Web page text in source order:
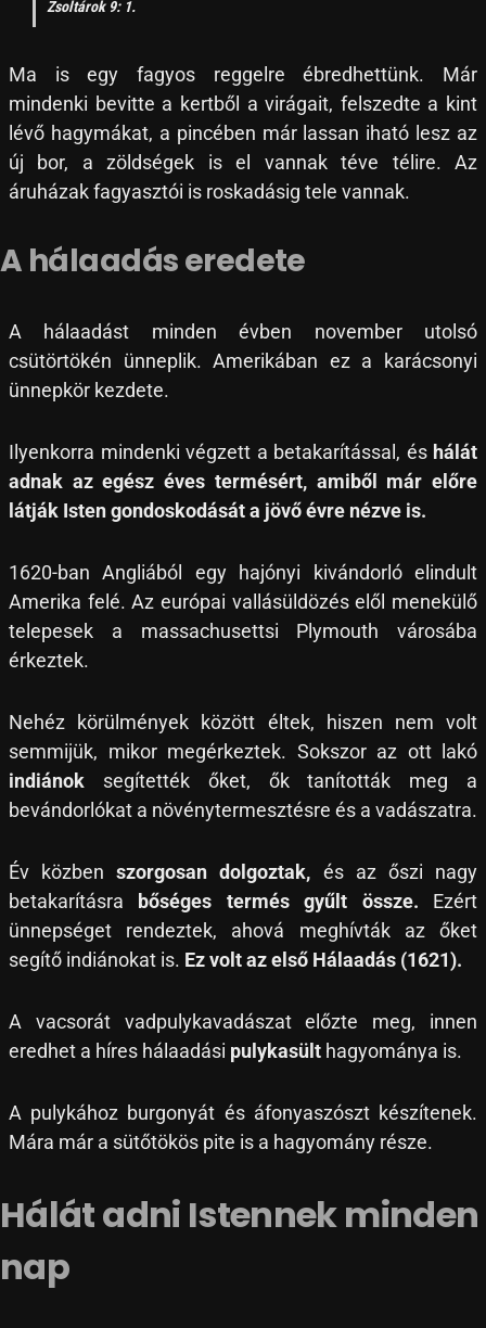
Zsoltárok 9: 1.
Ma is egy fagyos reggelre ébredhettünk. Már
mindenki bevitte a kertből a virágait, felszedte a kint
lévő hagymákat, a pincében már lassan iható lesz az
új bor, a zöldségek is el vannak téve télire. Az
áruházak fagyasztói is roskadásig tele vannak.
A hálaadás eredete
A hálaadást minden évben november utolsó
csütörtökén ünneplik. Amerikában ez a karácsonyi
ünnepkör kezdete.
Ilyenkorra mindenki végzett a betakarítással, és hálát
adnak az egész éves termésért, amiből már előre
látják Isten gondoskodását a jövő évre nézve is.
1620-ban Angliából egy hajónyi kivándorló elindult
Amerika felé. Az európai vallásüldözés elől menekülő
telepesek a massachusettsi Plymouth városába
érkeztek.
Nehéz körülmények között éltek, hiszen nem volt
semmijük, mikor megérkeztek. Sokszor az ott lakó
indiánok segítették őket, ők tanították meg a
bevándorlókat a növénytermesztésre és a vadászatra.
Év közbenszorgosan dolgoztak, és az őszi nagy
betakarításra
bőséges termés gyűlt össze. Ezért
ünnepséget rendeztek, ahová meghívták az őket
segítő indiánokat is. Ez volt az első Hálaadás (1621).
A vacsorát vadpulykavadászat előzte meg, innen
eredhet a híres hálaadási pulykasült hagyománya is.
A pulykához burgonyát és áfonyaszószt készítenek.
Mára már a sütőtökös pite is a hagyomány része.
Hálát adni Istennek minden
nap